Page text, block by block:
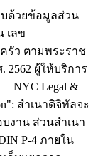
ด้วยข้อมูลส่วน
เลข
รัว ตามพระราช
ผู้ให้บริการ
NYC Legal &
สำเนาดิจิทัลจะ
งาน ส่วนสำเนา
P-4 ภายใน